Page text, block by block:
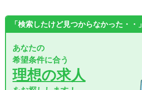
「検索したけど見つからなかった・・」
あなたの
希望条件に合う
理想の求人